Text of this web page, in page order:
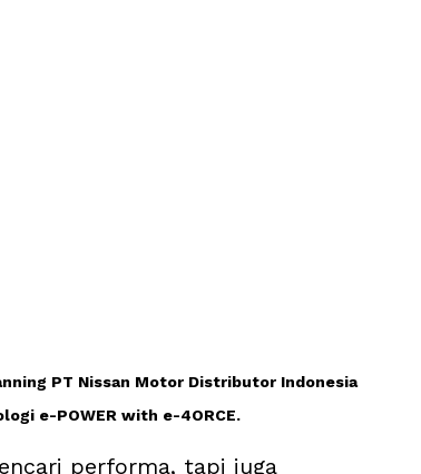
PT Nissan Motor Distributor Indonesia
e-POWER with e-4ORCE.
performa, tapi juga